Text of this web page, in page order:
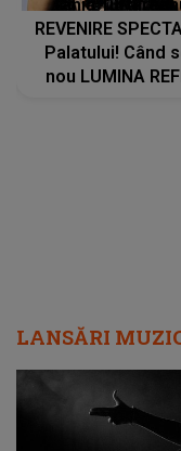
Tania
REVENIRE
Palatului! Când
nou LUMINA
LANSĂRI